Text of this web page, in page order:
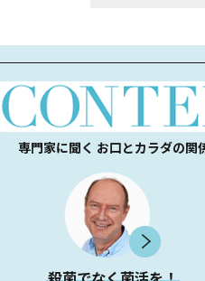
専門家に聞く お口とカラダの関